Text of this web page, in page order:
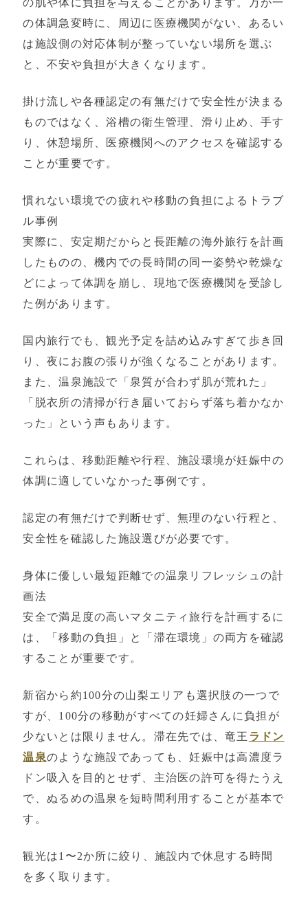
の肌や体に負担を与えることがあります。万が一
の体調急変時に、周辺に医療機関がない、あるい
は施設側の対応体制が整っていない場所を選ぶ
と、不安や負担が大きくなります。
掛け流しや各種認定の有無だけで安全性が決まる
ものではなく、浴槽の衛生管理、滑り止め、手す
り、休憩場所、医療機関へのアクセスを確認する
ことが重要です。
慣れない環境での疲れや移動の負担によるトラブ
ル事例
実際に、安定期だからと長距離の海外旅行を計画
したものの、機内での長時間の同一姿勢や乾燥な
どによって体調を崩し、現地で医療機関を受診し
た例があります。
国内旅行でも、観光予定を詰め込みすぎて歩き回
り、夜にお腹の張りが強くなることがあります。
また、温泉施設で「泉質が合わず肌が荒れた」
「脱衣所の清掃が行き届いておらず落ち着かなか
った」という声もあります。
これらは、移動距離や行程、施設環境が妊娠中の
体調に適していなかった事例です。
認定の有無だけで判断せず、無理のない行程と、
安全性を確認した施設選びが必要です。
身体に優しい最短距離での温泉リフレッシュの計
画法
安全で満足度の高いマタニティ旅行を計画するに
は、「移動の負担」と「滞在環境」の両方を確認
することが重要です。
新宿から約100分の山梨エリアも選択肢の一つで
すが、100分の移動がすべての妊婦さんに負担が
少ないとは限りません。滞在先では、竜王 ラドン
温泉のような施設であっても、妊娠中は高濃度ラ
ドン吸入を目的とせず、主治医の許可を得たうえ
で、ぬるめの温泉を短時間利用することが基本で
す。
観光は1〜2か所に絞り、施設内で休息する時間
を多く取ります。